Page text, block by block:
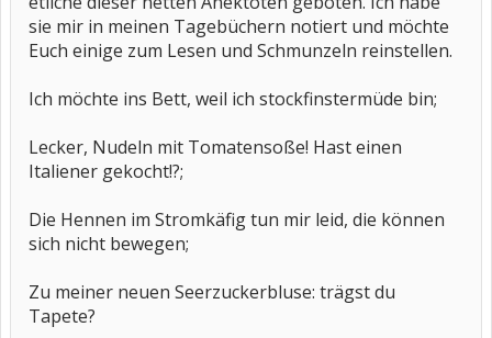
sie mir in meinen Tagebüchern notiert und möchte
Euch einige zum Lesen und Schmunzeln reinstellen.
Ich möchte ins Bett, weil ich stockfinstermüde bin;
Lecker, Nudeln mit Tomatensoße! Hast einen
Italiener gekocht!?;
Die Hennen im Stromkäfig tun mir leid, die können
sich nicht bewegen;
Zu meiner neuen Seerzuckerbluse: trägst du
Tapete?